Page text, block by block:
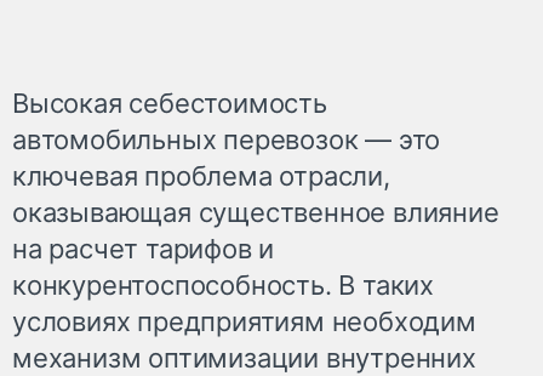
Высокая себестоимость
автомобильных перевозок — это
ключевая проблема отрасли,
оказывающая существенное влияние
на расчет тарифов и
конкурентоспособность. В таких
условиях предприятиям необходим
механизм оптимизации внутренних